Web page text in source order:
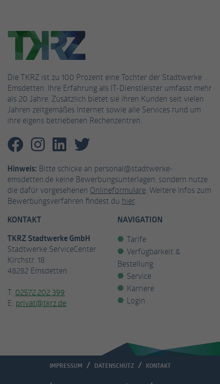
Die TKRZ ist zu 100 Prozent eine Tochter der Stadtwerke
Emsdetten. Ihre Erfahrung als IT-Dienstleister umfasst mehr
als 20 Jahre. Zusätzlich bietet sie ihren Kunden seit vielen
Jahren zeitgemäßes Internet sowie alle Services rund um
ihre eigens betriebenen Rechenzentren.
Hinweis: Bitte schicke an personal@stadtwerke-
emsdetten.de keine Bewerbungsunterlagen, sondern nutze
die dafür vorgesehenen Onlineformulare . Weitere Infos zum
Bewerbungsverfahren findest du hier.
KONTAKT
TKRZ Stadtwerke GmbH
Stadtwerke ServiceCenter
Kirchstr. 18
48282 Emsdetten
T: 02572.202 399
E: privat@tkrz.de
NAVIGATION
Tarife
Verfügbarkeit &
Bestellung
Service
Karriere
Login
IMPRESSUM DATENSCHUTZ KONTAKT
Zweck
Dies ist ein von Google Analytics gesetztes
Cookie vom Mustertyp, bei dem das
Musterelement auf dem Namen die
oder der Website enthält, auf das es sich
bezieht. Es scheint eine Variation des _gat-
Cookies zu sein, das verwendet wird, um die
von Google auf Websites mit hohem Traffic-
Aufkommen aufgezeichnete Datenmenge zu
Anbieter Facebook
Laufzeit 3 Monate
Zweck
Cookie von Facebook, das für Website-
Analysen, Ad-Targeting und
Anzeigenmessung verwendet wird.
Name
Anbieter
Zweck
Reihe von Werbeprodukten wie
Echtzeitgebote von Drittanbietern